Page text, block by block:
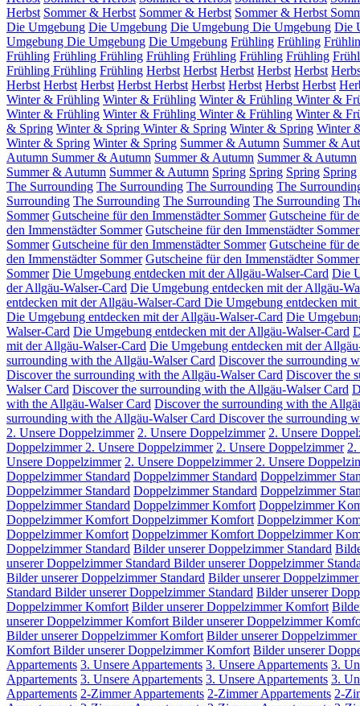
Herbst Sommer & Herbst Sommer & Herbst Sommer & Herbst
Die Umgebung Die Umgebung Die Umgebung Die Umgebung Die
Umgebung Die Umgebung Die Umgebung Frühling Frühling
Frühling Frühling Frühling Frühling Frühling Frühling Frühling
Frühling Frühling Frühling Herbst Herbst Herbst Herbst Herbst
Herbst Herbst Herbst Herbst Herbst Herbst Herbst Herbst Herbst
Winter & Frühling Winter & Frühling Winter & Frühling Winter &
Winter & Frühling Winter & Frühling Winter & Frühling Winter &
& Spring Winter & Spring Winter & Spring Winter & Spring Winter
Winter & Spring Winter & Spring Summer & Autumn Summer &
Autumn Summer & Autumn Summer & Autumn Summer & Autumn
Summer & Autumn Summer & Autumn Spring Spring Spring Spring
The Surrounding The Surrounding The Surrounding The
Surrounding The Surrounding The Surrounding The Surrounding
Sommer Gutscheine für den Immenstädter Sommer Gutscheine für
den Immenstädter Sommer Gutscheine für den Immenstädter
Sommer Gutscheine für den Immenstädter Sommer Gutscheine für
den Immenstädter Sommer Gutscheine für den Immenstädter
Sommer Die Umgebung entdecken mit der Allgäu-Walser-Card Die
der Allgäu-Walser-Card Die Umgebung entdecken mit der Allgäu-
entdecken mit der Allgäu-Walser-Card Die Umgebung entdecken
Die Umgebung entdecken mit der Allgäu-Walser-Card Die
Walser-Card Die Umgebung entdecken mit der Allgäu-Walser-Card
mit der Allgäu-Walser-Card Die Umgebung entdecken mit der
surrounding with the Allgäu-Walser Card Discover the surrounding
Discover the surrounding with the Allgäu-Walser Card Discover the
Walser Card Discover the surrounding with the Allgäu-Walser Card
with the Allgäu-Walser Card Discover the surrounding with the
surrounding with the Allgäu-Walser Card Discover the surrounding
2. Unsere Doppelzimmer 2. Unsere Doppelzimmer 2. Unsere
Doppelzimmer 2. Unsere Doppelzimmer 2. Unsere Doppelzimmer 2.
Unsere Doppelzimmer 2. Unsere Doppelzimmer 2. Unsere
Doppelzimmer Standard Doppelzimmer Standard Doppelzimmer
Doppelzimmer Standard Doppelzimmer Standard Doppelzimmer
Doppelzimmer Standard Doppelzimmer Komfort Doppelzimmer
Doppelzimmer Komfort Doppelzimmer Komfort Doppelzimmer
Doppelzimmer Komfort Doppelzimmer Komfort Doppelzimmer
Doppelzimmer Standard Bilder unserer Doppelzimmer Standard
unserer Doppelzimmer Standard Bilder unserer Doppelzimmer
Bilder unserer Doppelzimmer Standard Bilder unserer Doppelzimmer
Standard Bilder unserer Doppelzimmer Standard Bilder unserer
Doppelzimmer Komfort Bilder unserer Doppelzimmer Komfort
unserer Doppelzimmer Komfort Bilder unserer Doppelzimmer
Bilder unserer Doppelzimmer Komfort Bilder unserer
Komfort Bilder unserer Doppelzimmer Komfort Bilder unserer
Appartements 3. Unsere Appartements 3. Unsere Appartements 3.
Appartements 3. Unsere Appartements 3. Unsere Appartements 3.
Appartements 2-Zimmer Appartements 2-Zimmer Appartements 2-